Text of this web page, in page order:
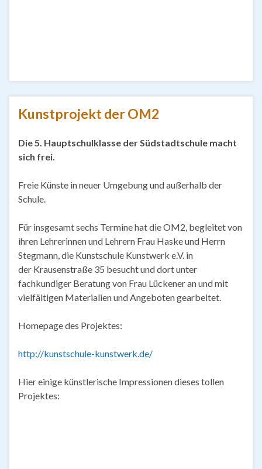
Kunstprojekt der OM2
Die 5. Hauptschulklasse der Südstadtschule macht
sich frei.
Freie Künste in neuer Umgebung und außerhalb der
Schule.
Für insgesamt sechs Termine hat die OM2, begleitet von
ihren Lehrerinnen und Lehrern Frau Haske und Herrn
Stegmann, die Kunstschule Kunstwerk e.V. in
der Krausenstraße 35 besucht und dort unter
fachkundiger Beratung von Frau Lückener an und mit
vielfältigen Materialien und Angeboten gearbeitet.
Homepage des Projektes:
http://kunstschule-kunstwerk.de/
Hier einige künstlerische Impressionen dieses tollen
Projektes: